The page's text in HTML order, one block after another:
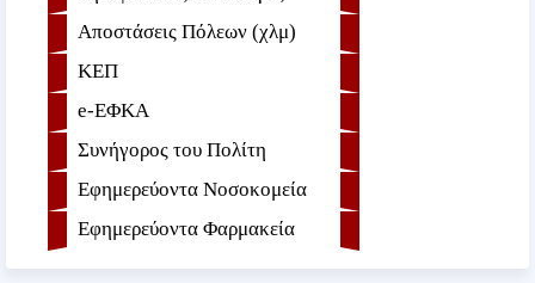
Αποστάσεις Πόλεων (χλμ)
ΚΕΠ
e-ΕΦKA
Συνήγορος του Πολίτη
Εφημερεύοντα Νοσοκομεία
Εφημερεύοντα Φαρμακεία